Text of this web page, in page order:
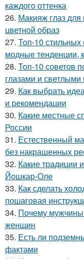
каждого оттенка
26. Макияж глаз
цветной образ
27. Топ-10
модные тенденции,
28. Топ-10 советов
глазами и
29. Как выбрать
и рекомендации
30. Какие местные
России
31. Естественный
без накрашенных
32. Какие традиции
Йошкар-Оле
33. Как сделать
пошаговая
34. Почему
женщин
35. Есть ли
фактами